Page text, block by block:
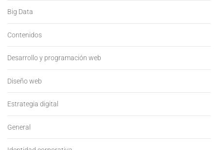
Big Data
Contenidos
Desarrollo y programación web
Diseño web
Estrategia digital
General